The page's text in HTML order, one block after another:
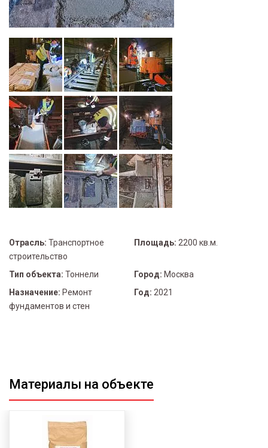
Отрасль: Транспортное
строительство
Площадь: 2200 кв.м.
Тип объекта: Тоннели Город: Москва
Назначение: Ремонт
фундаментов и стен
Год: 2021
Материалы на объекте